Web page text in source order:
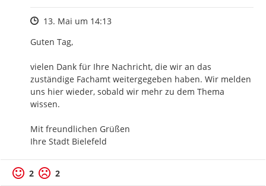
Zeitpunkt des Erstellens
13. Mai um 14:13
Guten Tag,
vielen Dank für Ihre Nachricht, die wir an das
zuständige Fachamt weitergegeben haben. Wir melden
uns hier wieder, sobald wir mehr zu dem Thema
wissen.
Mit freundlichen Grüßen
Ihre Stadt Bielefeld
2 2